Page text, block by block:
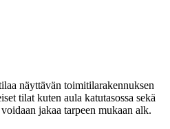
näyttävän toimitilarakennuksen
tilat kuten aula katutasossa sekä
jakaa tarpeen mukaan alk.